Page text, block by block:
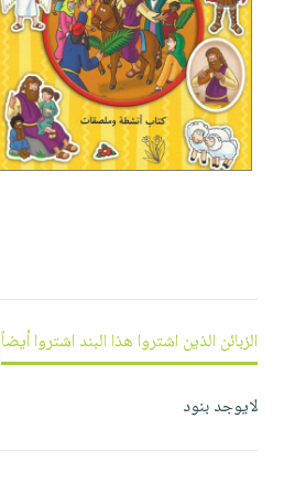
إختياراتنا
كتب
أكاديمية
صندوق
القراءة
iKitab
بلا
حدود
أسئلة
يتكرر
تحميل
على
أسئلة
يتكرر
طرحها
تحميل
masmu3
على
على
المواضيع
الأكثر
مبيعاً
وسائل
تعليمية
تعليمية
الصحة
والعناية
الشخصية
جديد
العناية
الشعر
العناية
الكل
أواني
أدوات
متجر
الزبائن الذين اشتروا هذا البند اشتروا أيضاً
لايوجد بنود